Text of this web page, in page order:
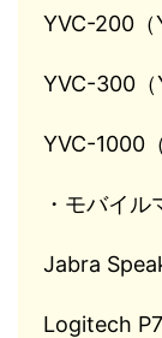
YVC-200（
YVC-300（
YVC-1000
・モバイ
Jabra
Logitech